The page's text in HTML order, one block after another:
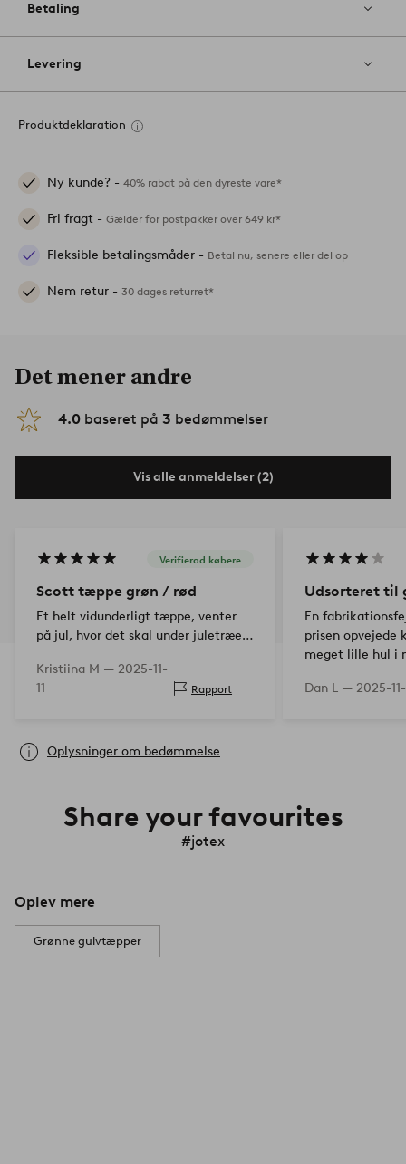
Betaling
Levering
Produktdeklaration
Ny kunde? - 40% rabat på den dyreste vare*
Fri fragt - Gælder for postpakker over 649 kr*
Fleksible betalingsmåder - Betal nu, senere eller del op
Nem retur - 30 dages returret*
Det mener andre
4.0 baseret på 3 bedømmelser
Vis alle anmeldelser (2)
Verifierad købere
Scott tæppe grøn / rød
Et helt vidunderligt tæppe, venter
på jul, hvor det skal under juletræet.
godt og billigt køb.
Kristiina M — 2025-11-
11
Rapport
Udsorteret til
En
prisen opvejede
meget lille hul i
Dan L — 2025-
Oplysninger om bedømmelse
Share your favourites
#jotex
Oplev mere
Grønne gulvtæpper